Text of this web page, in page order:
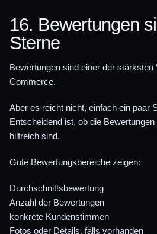
16. Bewertungen
Sterne
Bewertungen sind einer der
Commerce.
Aber es reicht nicht, einfach ein paar
Entscheidend ist, ob die
hilfreich sind.
Gute Bewertungsbereiche zeigen:
Durchschnittsbewertung
Anzahl der Bewertungen
konkrete Kundenstimmen
Fotos oder Details, falls vorhanden